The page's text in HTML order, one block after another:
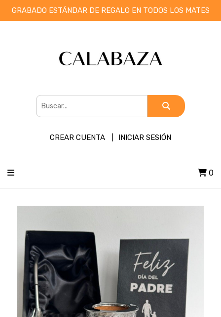
GRABADO ESTÁNDAR DE REGALO EN TODOS LOS MATES
CREAR CUENTA INICIAR SESIÓN
0